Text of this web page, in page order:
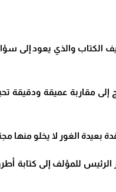
الكتاب والذي يعود
إلى مقاربة عميقة
بعيدة الغور لا يخلو
للمؤلف إلى كتابة